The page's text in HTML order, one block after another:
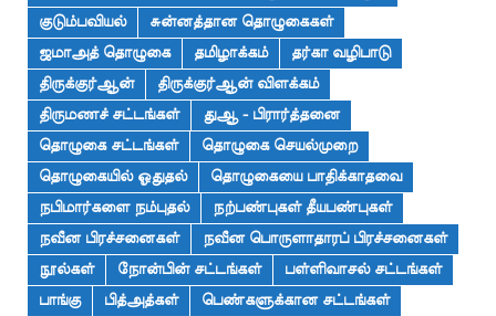
குடும்பவியல்
சுன்னத்தான தொழுகைகள்
ஜமாஅத் தொழுகை
தமிழாக்கம்
தர்கா வழிபாடு
திருக்குர்ஆன்
திருக்குர்ஆன் விளக்கம்
திருமணச் சட்டங்கள்
துஆ - பிரார்த்தனை
தொழுகை சட்டங்கள்
தொழுகை செயல்முறை
தொழுகையில் ஓதுதல்
தொழுகையை பாதிக்காதவை
நபிமார்களை நம்புதல்
நற்பண்புகள் தீயபண்புகள்
நவீன பிரச்சனைகள்
நவீன பொருளாதாரப் பிரச்சனைகள்
நூல்கள்
நோன்பின் சட்டங்கள்
பள்ளிவாசல் சட்டங்கள்
பாங்கு
பித்அத்கள்
பெண்களுக்கான சட்டங்கள்